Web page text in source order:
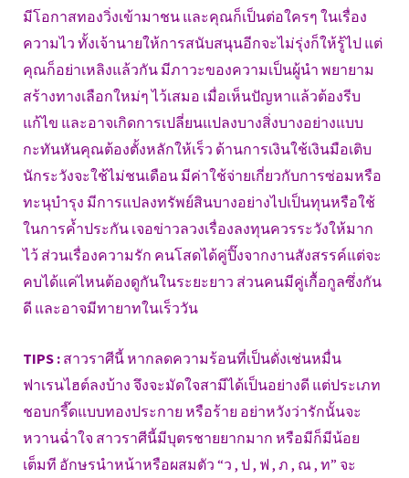
มีโอกาสทองวิ่งเข้ามาชน และคุณก็เป็นต่อใครๆ ในเรื่อง
ความไว ทั้งเจ้านายให้การสนับสนุนอีกจะไม่รุ่งก็ให้รู้ไป แต่
คุณก็อย่าเหลิงแล้วกัน มีภาวะของความเป็นผู้นำ พยายาม
สร้างทางเลือกใหม่ๆ ไว้เสมอ เมื่อเห็นปัญหาแล้วต้องรีบ
แก้ไข และอาจเกิดการเปลี่ยนแปลงบางสิ่งบางอย่างแบบ
กะทันหันคุณต้องตั้งหลักให้เร็ว ด้านการเงินใช้เงินมือเติบ
นักระวังจะใช้ไม่ชนเดือน มีค่าใช้จ่ายเกี่ยวกับการซ่อมหรือ
ทะนุบำรุง มีการแปลงทรัพย์สินบางอย่างไปเป็นทุนหรือใช้
ในการค้ำประกัน เจอข่าวลวงเรื่องลงทุนควรระวังให้มาก
ไว้ ส่วนเรื่องความรัก คนโสดได้คู่ปิ๊งจากงานสังสรรค์แต่จะ
คบได้แค่ไหนต้องดูกันในระยะยาว ส่วนคนมีคู่เกื้อกูลซึ่งกัน
ดี และอาจมีทายาทในเร็ววัน
TIPS : สาวราศีนี้ หากลดความร้อนที่เป็นดั่งเช่นหมื่น
ฟาเรนไฮต์ลงบ้าง จึงจะมัดใจสามีได้เป็นอย่างดี แต่ประเภท
ชอบกรี๊ดแบบทองประกาย หรือร้าย อย่าหวังว่ารักนั้นจะ
หวานฉ่ำใจ สาวราศีนี้มีบุตรชายยากมาก หรือมีก็มีน้อย
เต็มที อักษรนำหน้าหรือผสมตัว “ว , ป , ฟ , ภ , ณ , ท” จะ